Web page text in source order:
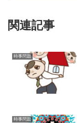
関連記事
時事問題
時事問題